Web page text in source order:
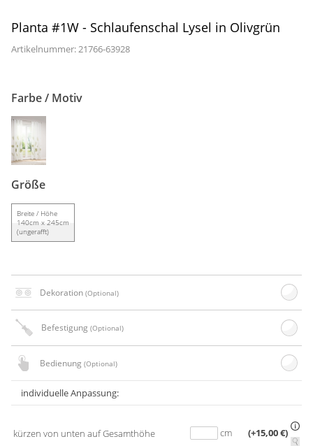
Planta #1W - Schlaufenschal Lysel in Olivgrün
Artikelnummer: 21766-63928
Farbe / Motiv
Größe
Breite / Höhe
140cm x 245cm
(ungerafft)
Dekoration (Optional)
Befestigung (Optional)
Bedienung (Optional)
individuelle Anpassung:
kürzen von unten auf Gesamthöhe cm (+15,00 €)